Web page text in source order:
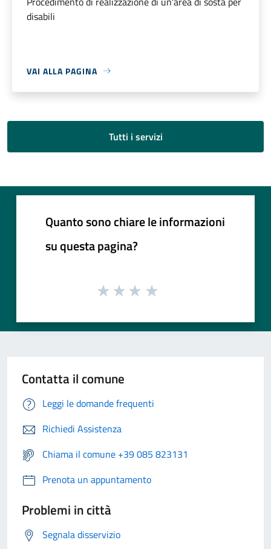
disabili
VAI ALLA PAGINA
Tutti i servizi
Quanto sono chiare le informazioni
su questa pagina?
Contatta il comune
Leggi le domande frequenti
Richiedi Assistenza
Chiama il comune +39 085 823131
Prenota un appuntamento
Problemi in città
Segnala disservizio